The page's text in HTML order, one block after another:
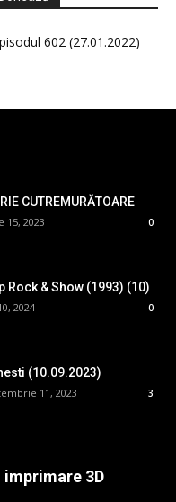
CUTREMURĂTOARE
15, 2023 0
Rock & Show (1993) (10)
2024 0
(10.09.2023)
11, 2023 3
3D